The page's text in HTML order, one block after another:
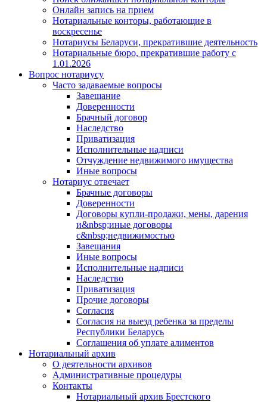
Онлайн запись на прием
Нотариальные конторы, работающие в
воскресенье
Нотариусы Беларуси, прекратившие деятельность
Нотариальные бюро, прекратившие работу с
1.01.2026
Вопрос нотариусу
Часто задаваемые вопросы
Завещание
Доверенности
Брачный договор
Наследство
Приватизация
Исполнительные надписи
Отчуждение недвижимого имущества
Иные вопросы
Нотариус отвечает
Брачные договоры
Доверенности
Договоры купли-продажи, мены, дарения
и&nbsp;иные договоры
с&nbsp;недвижимостью
Завещания
Иные вопросы
Исполнительные надписи
Наследство
Приватизация
Прочие договоры
Согласия
Согласия на выезд ребенка за пределы
Республики Беларусь
Соглашения об уплате алиментов
Нотариальный архив
О деятельности архивов
Административные процедуры
Контакты
Нотариальный архив Брестского